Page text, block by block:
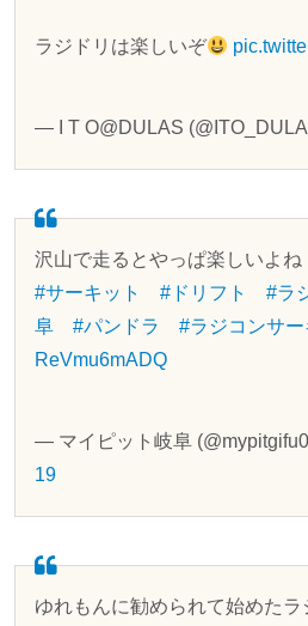
ラジドリは楽しいぞ
— I T O@DULAS
沢山で走るとやっぱ楽しいよね
#サーキット
#ドリフト #ラ
阜
#パンドラ #ラジコンサー
ReVmu6mADQ
— マイピット岐阜
19
ゆれもんに勧められて始めた